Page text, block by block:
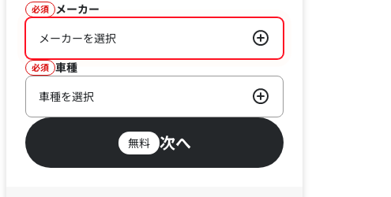
必須 メーカー
メーカーを選択
必須 車種
車種を選択
無料 次へ